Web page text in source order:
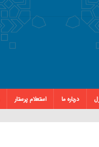
درباره ما استعلام پرستار